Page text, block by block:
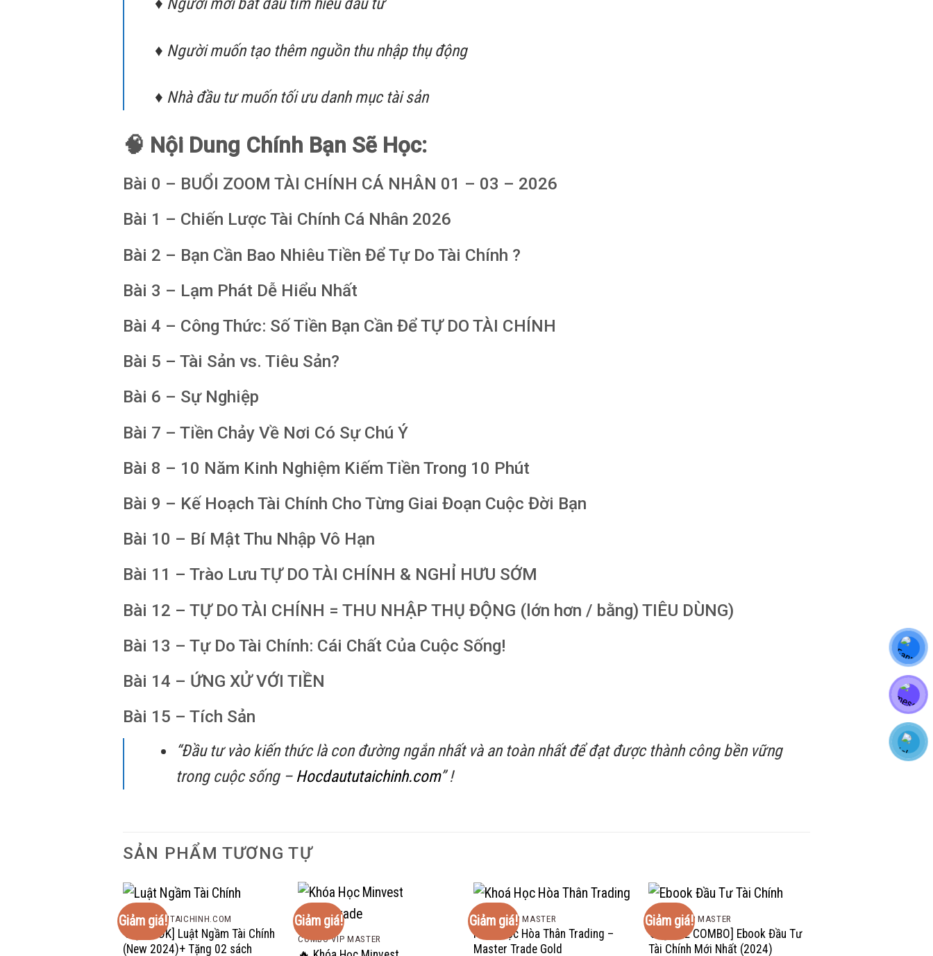
♦ Người muốn tạo thêm nguồn thu nhập thụ động
♦ Nhà đầu tư muốn tối ưu danh mục tài sản
🧠 Nội Dung Chính Bạn Sẽ Học:
Bài 0 – BUỔI ZOOM TÀI CHÍNH CÁ NHÂN 01 – 03 – 2026
Bài 1 – Chiến Lược Tài Chính Cá Nhân 2026
Bài 2 – Bạn Cần Bao Nhiêu Tiền Để Tự Do Tài Chính ?
Bài 3 – Lạm Phát Dễ Hiểu Nhất
Bài 4 – Công Thức: Số Tiền Bạn Cần Để TỰ DO TÀI CHÍNH
Bài 5 – Tài Sản vs. Tiêu Sản?
Bài 6 – Sự Nghiệp
Bài 7 – Tiền Chảy Về Nơi Có Sự Chú Ý
Bài 8 – 10 Năm Kinh Nghiệm Kiếm Tiền Trong 10 Phút
Bài 9 – Kế Hoạch Tài Chính Cho Từng Giai Đoạn Cuộc Đời Bạn
Bài 10 – Bí Mật Thu Nhập Vô Hạn
Bài 11 – Trào Lưu TỰ DO TÀI CHÍNH & NGHỈ HƯU SỚM
Bài 12 – TỰ DO TÀI CHÍNH = THU NHẬP THỤ ĐỘNG (lớn hơn / bằng) TIÊU DÙNG)
Bài 13 – Tự Do Tài Chính: Cái Chất Của Cuộc Sống!
Bài 14 – ỨNG XỬ VỚI TIỀN
Bài 15 – Tích Sản
“Đầu tư vào kiến thức là con đường ngắn nhất và an toàn nhất để đạt được thành công bền vững
trong cuộc sống – Hocdaututaichinh.com” !
SẢN PHẨM TƯƠNG TỰ
Giảm giá!
HOCDAUTUTAICHINH.COM
🔥[EBOOK] Luật Ngầm Tài Chính
(New 2024)+ Tặng 02 sách
Giảm giá!
COMBO VIP MASTER
Giảm giá!
COMBO VIP MASTER
Khoá Học Hòa Thân Trading –
Master Trade Gold
Giảm giá!
COMBO VIP MASTER
🔥 [FULL COMBO] Ebook Đầu Tư
Tài Chính Mới Nhất (2024)